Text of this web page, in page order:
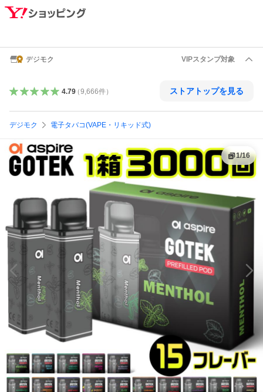
デジモク VIPスタンプ対象
4.79（9,666件） ストアトップを見る
デジモク 電子タバコ(VAPE・リキッド式)
1/16